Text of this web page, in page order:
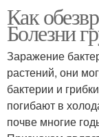
Как
Болезни
Заражение
растений, они
бактерии и
погибают в
почве многие